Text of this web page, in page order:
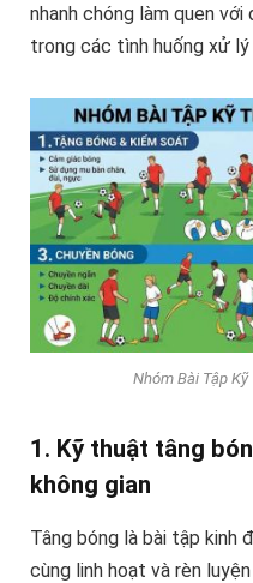
nhanh chóng làm quen
trong các tình huống xử lý
Nhóm Bài Tập
1. Kỹ thuật tâng
không gian
Tâng bóng là bài tập kinh
cùng linh hoạt và rèn